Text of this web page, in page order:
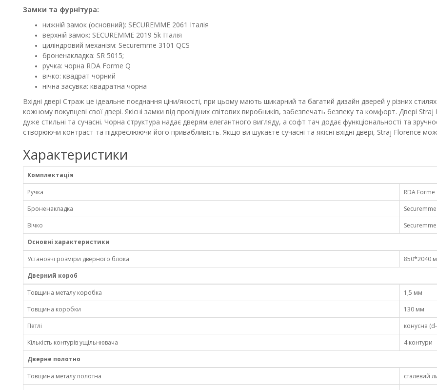
Замки та фурнітура:
нижній замок (основний): SECUREMME 2061 Італія
верхній замок: SECUREMME 2019 5k Італія
циліндровий механізм: Securemme 3101 QCS
броненакладка: SR 5015;
ручка: чорна RDA Forme Q
вічко: квадрат чорний
нічна засувка: квадратна чорна
Вхідні двері Страж це ідеальне поєднання ціни/якості, при цьому мають шикарний та багатий дизайн дверей у різних
кожному покупцеві свої двері. Якісні замки від провідних світових виробників, забезпечать безпеку та комфорт. Двері
дуже стильні та сучасні. Чорна структура надає дверям елегантного вигляду, а софт тач додає функціональності та
створюючи контраст та підкреслюючи його привабливість. Якщо ви шукаєте сучасні та якісні вхідні двері, Straj Florence
Характеристики
Комплектація
Ручка
RDA Forme
Броненакладка
Securemme
Вічко
Securemme
Основні характеристики
Установчі розміри дверного блока
850*2040
Дверний короб
Товщина металу коробка
1,5 мм
Товщина коробки
130 мм
Петлі
конусна
Кількість контурів ущільнювача
4 контури
Дверне полотно
Товщина металу полотна
сталевий